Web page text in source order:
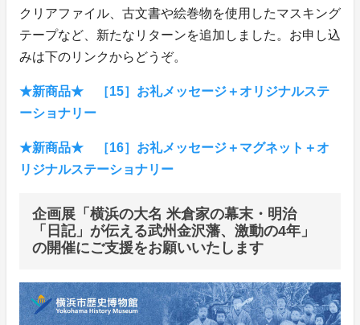
クリアファイル、古文書や絵巻物を使用したマスキング
テープなど、新たなリターンを追加しました。お申し込
みは下のリンクからどうぞ。
★新商品★ ［15］お礼メッセージ＋オリジナルステ
ーショナリー
★新商品★ ［16］お礼メッセージ＋マグネット＋オ
リジナルステーショナリー
企画展「横浜の大名 米倉家の幕末・明治
「日記」が伝える武州金沢藩、激動の4年」
の開催にご支援をお願いいたします